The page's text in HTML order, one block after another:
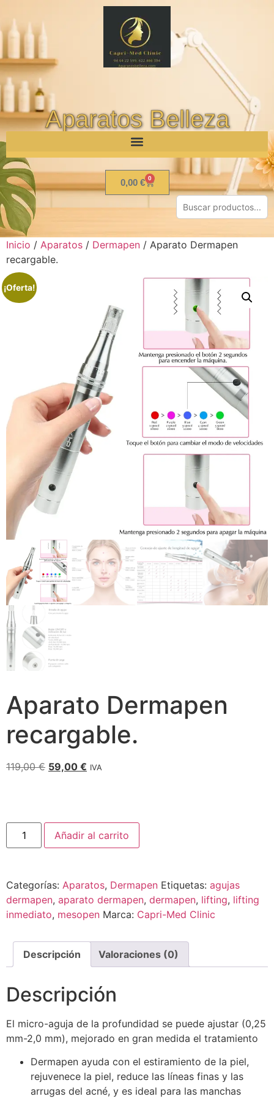
Aparatos Belleza
0,00 € 0
Inicio / Aparatos / Dermapen / Aparato Dermapen
recargable.
¡Oferta!
Aparato Dermapen
recargable.
119,00€ 59,00 € IVA
Añadir al carrito
Categorías: Aparatos, Dermapen Etiquetas: agujas
dermapen, aparato dermapen, dermapen, lifting, lifting
inmediato, mesopen Marca: Capri-Med Clinic
Descripción Valoraciones (0)
Descripción
El micro-aguja de la profundidad se puede ajustar (0,25
mm-2,0 mm), mejorado en gran medida el tratamiento
Dermapen ayuda con el estiramiento de la piel,
rejuvenece la piel, reduce las líneas finas y las
arrugas del acné, y es ideal para las manchas